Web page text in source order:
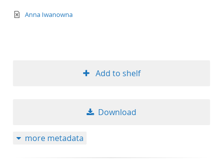
text/xml
Anna Iwanowna
Add to shelf
Download
more metadata